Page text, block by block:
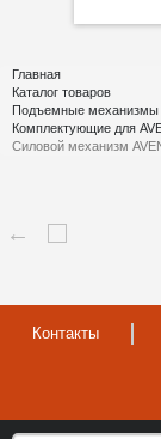
Главная
Каталог товаров
Подъемные механизмы
Комплектующие для
Силовой механизм
Контакты